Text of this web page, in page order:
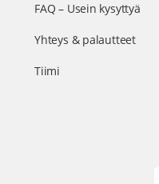
FAQ – Usein kysyttyä
Yhteys & palautteet
Tiimi